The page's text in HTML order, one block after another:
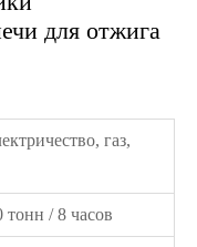
для отжига
газ,
тонн / 8 часов